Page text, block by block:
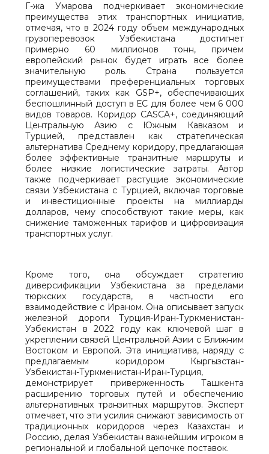
Г-жа Умарова подчеркивает экономические
преимущества этих транспортных инициатив,
отмечая, что в 2024 году объем международных
грузоперевозок Узбекистана достигнет
примерно 60 миллионов тонн, причем
европейский рынок будет играть все более
значительную роль. Страна пользуется
преимуществами преференциальных торговых
соглашений, таких как GSP+, обеспечивающих
беспошлинный доступ в ЕС для более чем 6 000
видов товаров. Коридор CASCA+, соединяющий
Центральную Азию с Южным Кавказом и
Турцией, представлен как стратегическая
альтернатива Среднему коридору, предлагающая
более эффективные транзитные маршруты и
более низкие логистические затраты. Автор
также подчеркивает растущие экономические
связи Узбекистана с Турцией, включая торговые
и инвестиционные проекты на миллиарды
долларов, чему способствуют такие меры, как
снижение таможенных тарифов и цифровизация
транспортных услуг.
Кроме того, она обсуждает стратегию
диверсификации Узбекистана за пределами
тюркских государств, в частности его
взаимодействие с Ираном. Она описывает запуск
железной дороги Турция-Иран-Туркменистан-
Узбекистан в 2022 году как ключевой шаг в
укреплении связей Центральной Азии с Ближним
Востоком и Европой. Эта инициатива, наряду с
предлагаемым коридором Кыргызстан-
Узбекистан-Туркменистан-Иран-Турция,
демонстрирует приверженность Ташкента
расширению торговых путей и обеспечению
альтернативных транзитных маршрутов. Эксперт
отмечает, что эти усилия снижают зависимость от
традиционных коридоров через Казахстан и
Россию, делая Узбекистан важнейшим игроком в
региональной и глобальной цепочке поставок.